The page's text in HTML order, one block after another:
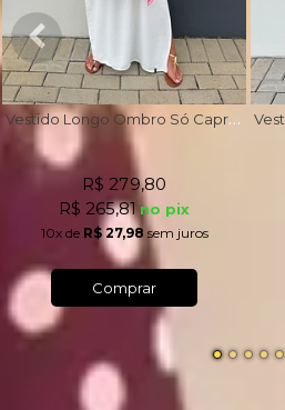
V
estido Longo Ombro Só Capri Off White
R$ 279,80
R$ 265,81 no pix
10xde R$ 27,98 sem juros
Comprar